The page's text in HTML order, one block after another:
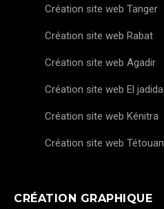
Création site web Tanger
Création site web Rabat
Création site web Agadir
Création site web El jadida
Création site web Kénitra
Création site web Tétouan
CRÉATION GRAPHIQUE